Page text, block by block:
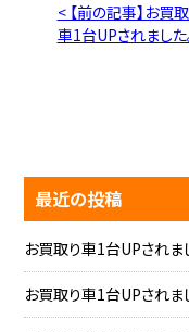
< 【前の記事】お買
車1台UPされました
最近の投稿
お買取り車1台UPされま
お買取り車1台UPされま